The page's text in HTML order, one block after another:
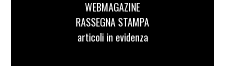
WEBMAGAZINE
RASSEGNA STAMPA
articoli in evidenza